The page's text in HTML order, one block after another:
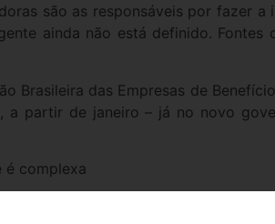
são as responsáveis por fazer
ainda não está definido.
Brasileira das Empresas de
a partir de janeiro – já no novo
é complexa